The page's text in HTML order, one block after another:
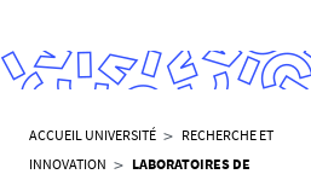
V
o
ACCUEIL UNIVERSITÉ
RECHERCHE ET
INNOVATION
LABORATOIRES DE